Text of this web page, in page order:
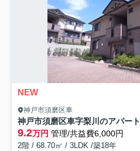
NEW
神戸市須磨区車
神戸市須磨区車字梨川のアパート
9.2万円 管理/共益費6,000円
2階 / 68.70㎡ / 3LDK /築18年